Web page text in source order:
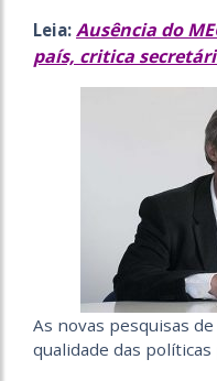
Leia: Ausência do
país, critica
As novas pesquisas
qualidade das